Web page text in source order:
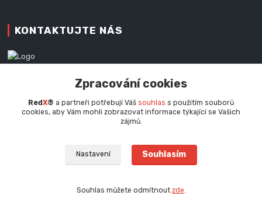
KONTAKTUJTE NÁS
+420 777 979 111
info@redx.cz
Zpracování cookies
Red X® a partneři potřebují Váš souhlas s použitím souborů
cookies, aby Vám mohli zobrazovat informace týkající se Vašich
zájmů.
Nastavení Souhlasím
Souhlas můžete odmítnout zde.